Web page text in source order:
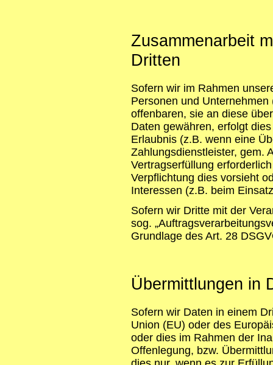
Zusammenarbeit
Dritten
Sofern wir im Rahmen
Personen und
offenbaren, sie an diese
Daten gewähren, erfolgt
Erlaubnis (z.B. wenn eine
Zahlungsdienstleister, gem.
Vertragserfüllung
Verpflichtung dies vorsieht
Interessen (z.B. beim
Sofern wir Dritte mit der
sog.
Grundlage des Art. 28
Übermittlungen in
Sofern wir Daten in einem
Union (EU) oder des
oder dies im Rahmen der
Offenlegung, bzw.